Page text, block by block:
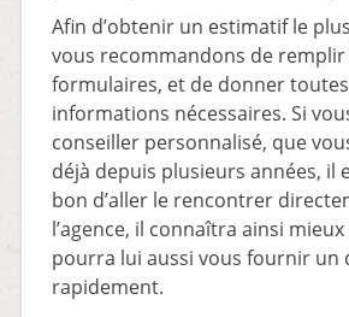
Afin d’obtenir un estimatif le
vous recommandons de
formulaires, et de donner
informations nécessaires. Si
conseiller personnalisé, que
déjà depuis plusieurs années, il
bon d’aller le rencontrer
l’agence, il connaîtra ainsi
pourra lui aussi vous fournir un
rapidement.